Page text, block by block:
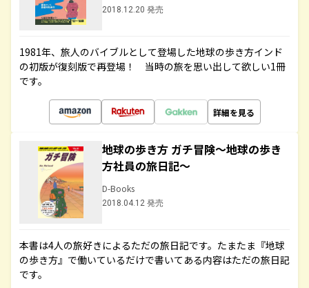
2018.12.20 発売
1981年、旅人のバイブルとして登場した地球の歩き方インド
の初版が復刻版で再登場！ 当時の旅を思い出して欲しい1冊
です。
詳細を見る
地球の歩き方 ガチ冒険～地球の歩き
方社員の旅日記～
D-Books
2018.04.12 発売
本書は4人の旅好きによるただの旅日記です。たまたま『地球
の歩き方』で働いているだけで書いてある内容はただの旅日記
です。